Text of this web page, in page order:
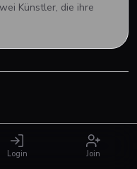
Künstler, die ihre
Login Join